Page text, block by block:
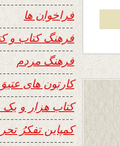
فراخوان ها
فرهنگ کتاب و
فرهنگ مردم
کارتون های
کتاب هزار و یک
کمپاین تفکرُ